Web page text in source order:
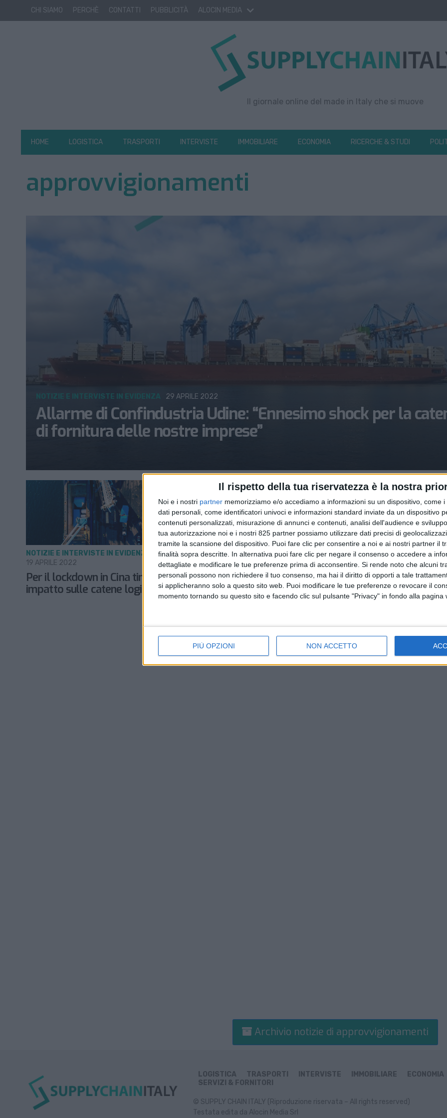
Il rispetto della tua riservatezza è la nostra
Noi e i nostri partner memorizziamo e/o accediamo a informazioni su un dispositivo, come
dati personali, come identificatori univoci e informazioni standard inviate da un dispositivo
contenuti personalizzati, misurazione di annunci e contenuti, analisi dell'audience e
tua autorizzazione noi e i nostri 825 partner possiamo utilizzare dati precisi di
tramite la scansione del dispositivo. Puoi fare clic per consentire a noi e ai nostri partner il
finalità sopra descritte. In alternativa puoi fare clic per negare il consenso o accedere a
dettagliate e modificare le tue preferenze prima di acconsentire. Si rende noto che alcuni
personali possono non richiedere il tuo consenso, ma hai il diritto di opporti a tale
si applicheranno solo a questo sito web. Puoi modificare le tue preferenze o revocare il
momento tornando su questo sito e facendo clic sul pulsante "Privacy" in fondo alla pagina
PIÙ OPZIONI NON ACCETTO
CHI SIAMO PERCHÈ CONTATTI PUBBLICITÀ ALOCIN MEDIA
Il giornale online del made in Italy che si muove
HOME LOGISTICA TRASPORTI INTERVISTE IMMOBILIARE ECONOMIA RICERCHE & STUDI
approvvigionamenti
Allarme di Confindustria Udine: “Ennesimo shock per la
di fornitura delle nostre imprese”
NOTIZIE E INTERVISTE IN EVIDENZA 29 APRILE 2022
Per il lockdown in Cina timori di un nuovo
impatto sulle catene logistiche mondiali
NOTIZIE E INTERVISTE IN EVIDENZA
19 APRILE 2022
“La congestione nel trasporto via mare di
container durerà almeno per tutto il
2022”
NOTIZIE E INTERVISTE IN EVIDENZA
16 MARZO 2022
Archivio notizie di approvvigionamenti
LOGISTICA TRASPORTI INTERVISTE IMMOBILIARE
ECONOMIA
SERVIZI & FORNITORI
© SUPPLY CHAIN ITALY (Riproduzione riservata – All rights reserved)
Testata edita da Alocin Media Srl